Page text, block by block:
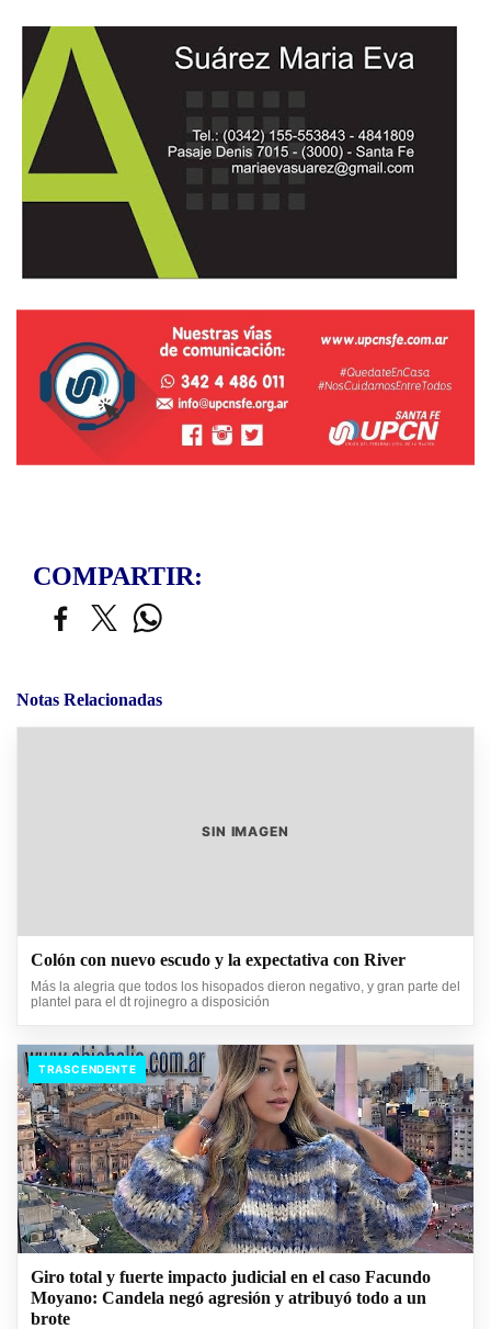
COMPARTIR:
Notas Relacionadas
SIN IMAGEN
Colón con nuevo escudo y la expectativa con River
Más la alegria que todos los hisopados dieron negativo, y gran parte del
plantel para el dt rojinegro a disposición
TRASCENDENTE
Giro total y fuerte impacto judicial en el caso Facundo
Moyano: Candela negó agresión y atribuyó todo a un
brote